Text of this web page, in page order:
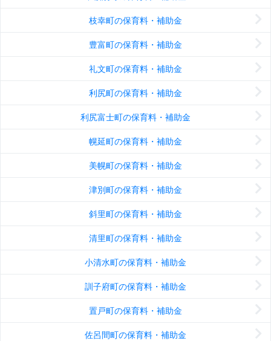
枝幸町の保育料・補助金
豊富町の保育料・補助金
礼文町の保育料・補助金
利尻町の保育料・補助金
利尻富士町の保育料・補助金
幌延町の保育料・補助金
美幌町の保育料・補助金
津別町の保育料・補助金
斜里町の保育料・補助金
清里町の保育料・補助金
小清水町の保育料・補助金
訓子府町の保育料・補助金
置戸町の保育料・補助金
佐呂間町の保育料・補助金